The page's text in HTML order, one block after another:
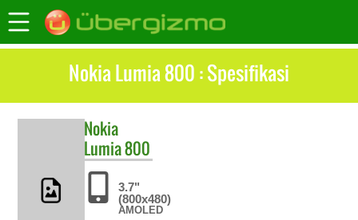
Nokia Lumia 800 : Spesifikasi
Nokia
Lumia 800
3.7"
(800x480)
AMOLED